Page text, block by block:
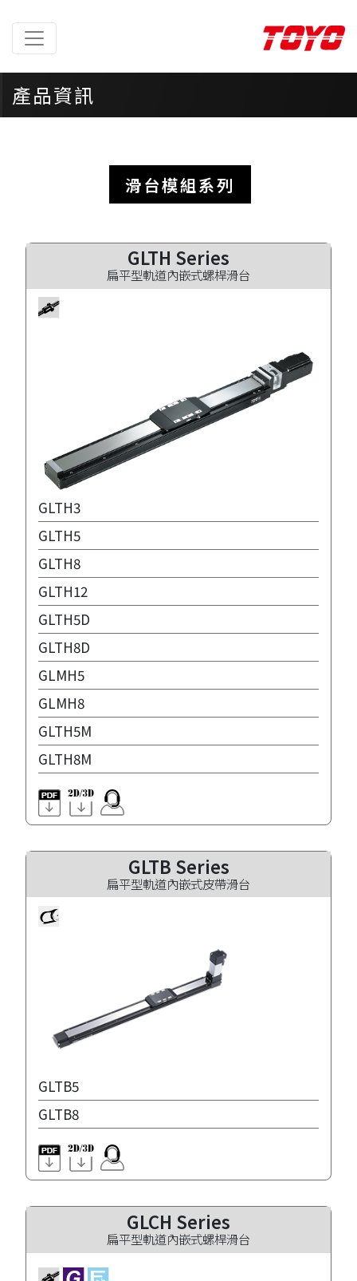
產品資訊
滑台模組系列
GLTH Series
扁平型軌道內嵌式螺桿滑台
GLTH3
GLTH5
GLTH8
GLTH12
GLTH5D
GLTH8D
GLMH5
GLMH8
GLTH5M
GLTH8M
GLTB Series
扁平型軌道內嵌式皮帶滑台
GLTB5
GLTB8
GLCH Series
扁平型軌道內嵌式螺桿滑台